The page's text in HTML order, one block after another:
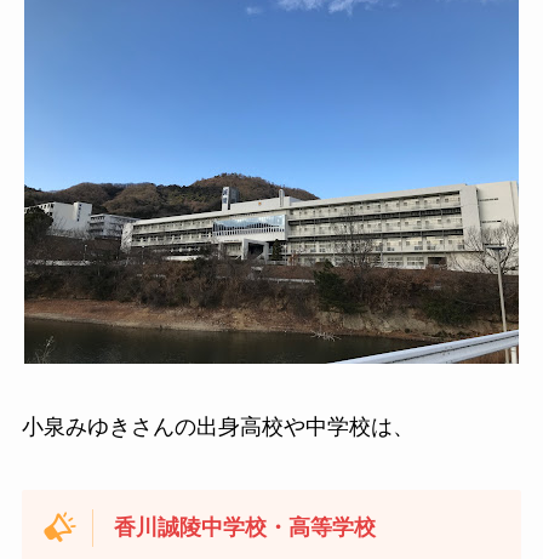
小泉みゆきさんの出身高校や中学校は、
香川誠陵中学校・高等学校